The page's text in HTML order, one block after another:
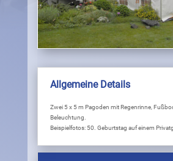
Allgemeine Details
Zwei 5 x 5 m Pagoden mit Regenrinne,
Beleuchtung.
Beispielfotos: 50. Geburtstag auf einem